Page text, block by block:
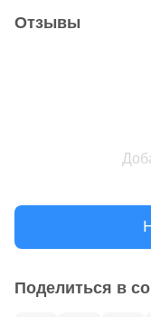
Отзывы
Поделиться в